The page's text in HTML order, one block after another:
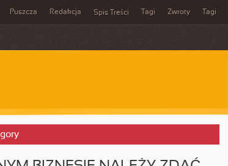
Puszcza Redakcja Spis Treści Tagi Zwroty Tagi